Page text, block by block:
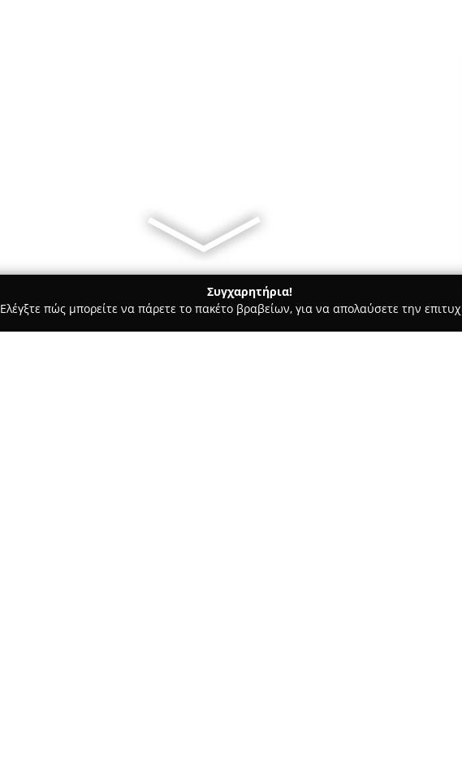
Συγχαρητήρια!
Ελέγξτε πώς μπορείτε να πάρετε το πακέτο βραβείων, για να απολαύσετε την